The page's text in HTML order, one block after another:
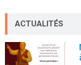
ACTUALITÉS